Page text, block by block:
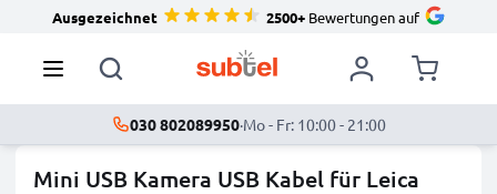
Ausgezeichnet 2500+Bewertungen auf
030 802089950·Mo - Fr: 10:00 - 21:00
Mini USB Kamera USB Kabel für Leica